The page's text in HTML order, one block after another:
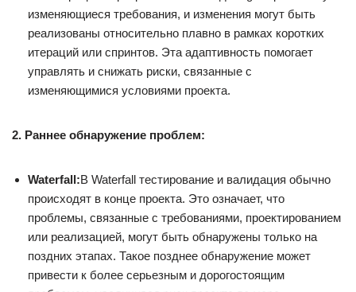
изменяющиеся требования, и изменения могут быть
реализованы относительно плавно в рамках коротких
итераций или спринтов. Эта адаптивность помогает
управлять и снижать риски, связанные с
изменяющимися условиями проекта.
2. Раннее обнаружение проблем:
Waterfall:В Waterfall тестирование и валидация обычно
происходят в конце проекта. Это означает, что
проблемы, связанные с требованиями, проектированием
или реализацией, могут быть обнаружены только на
поздних этапах. Такое позднее обнаружение может
привести к более серьезным и дорогостоящим